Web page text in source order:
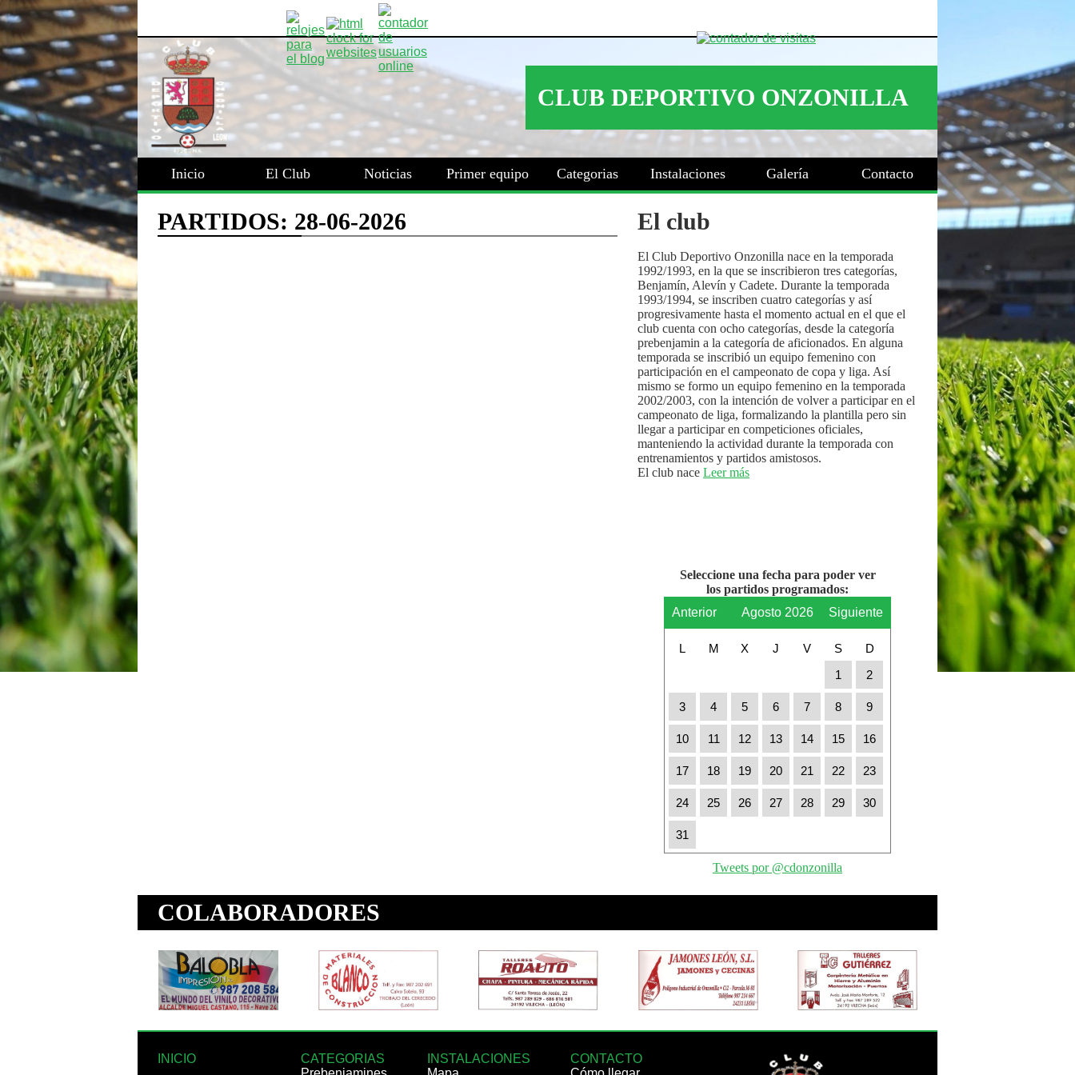
Inicio El Club Noticias Primer equipo Categorias Instalaciones Galería Contacto
El club
El Club Deportivo Onzonilla nace en la temporada
1992/1993, en la que se inscribieron tres categorías,
Benjamín, Alevín y Cadete. Durante la temporada
1993/1994, se inscriben cuatro categorías y así
progresivamente hasta el momento actual en el que el
club cuenta con ocho categorías, desde la categoría
prebenjamin a la categoría de aficionados. En alguna
temporada se inscribió un equipo femenino con
participación en el campeonato de copa y liga. Así
mismo se formo un equipo femenino en la temporada
2002/2003, con la intención de volver a participar en el
campeonato de liga, formalizando la plantilla pero sin
llegar a participar en competiciones oficiales,
manteniendo la actividad durante la temporada con
entrenamientos y partidos amistosos.
El club nace Leer más
Seleccione una fecha para poder ver
los partidos programados:
Anterior
Agosto 2026 Siguiente
L M X J V S
D
1
2
3 4 5 6 7 8 9
10 11 12 13 14 15 16
17 18 19 20 21 22 23
24 25 26 27 28 29 30
31
Tweets por @cdonzonilla
INICIO
CATEGORIAS
INSTALACIONES
CONTACTO